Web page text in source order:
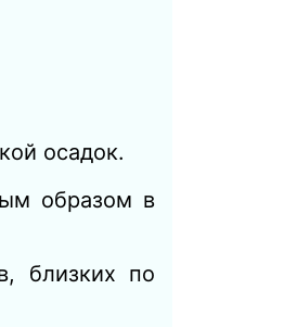
осадок.
образом в
близких по